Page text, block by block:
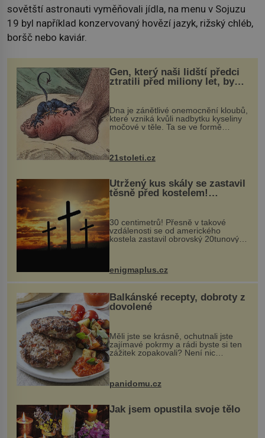
sovětští astronauti vyměňovali jídla, na menu v Sojuzu
19 byl například konzervovaný hovězí jazyk, rižský chléb,
boršč nebo kaviár.
Gen, který naši lidští předci
ztratili před miliony let, by
mohl pomoci s léčbou
„nemoci králů“
Dna je zánětlivé onemocnění kloubů,
které vzniká kvůli nadbytku kyseliny
močové v těle. Ta se ve formě
nohou, a způsobuje bole...
21stoleti.cz
Utržený kus skály se zastavil
těsně před kostelem!
Ochránila ho boží síla?
30 centimetrů! Přesně v takové
vzdálenosti se od amerického
kostela zastavil obrovský 20tunový
...
enigmaplus.cz
Balkánské recepty, dobroty z
dovolené
Měli jste se krásně, ochutnali jste
zajímavé pokrmy a rádi byste si ten
zážitek zopakovali? Není nic
snazšího. Pljeskavica (10 porcí)
Možná jste ji ochutnali na dovolené v
panidomu.cz
Jak jsem opustila svoje tělo